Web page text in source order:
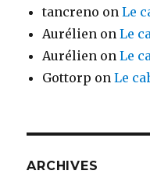
tancreno onLe
Aurélien onLe
Aurélien onLe
Gottorp onLe
ARCHIVES